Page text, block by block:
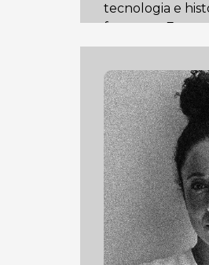
tecnologia e
formatos. Entre
destacam a
memória
Brasil, se
Artificial para
isso, Bretas
pessoas afro-
mais de 150
animados. Suas
VideoMapping
de Memória